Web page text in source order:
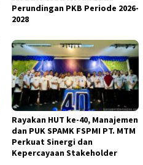
Perundingan PKB Periode 2026-
2028
Rayakan HUT ke-40, Manajemen
dan PUK SPAMK FSPMI PT. MTM
Perkuat Sinergi dan
Kepercayaan Stakeholder